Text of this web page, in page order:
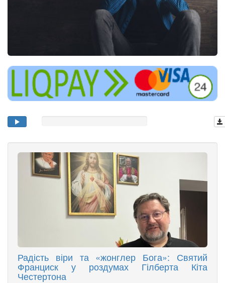
Радість віри та «жонглер Бога»: Святий
Франциск у роздумах Гілберта Кіта
Честертона